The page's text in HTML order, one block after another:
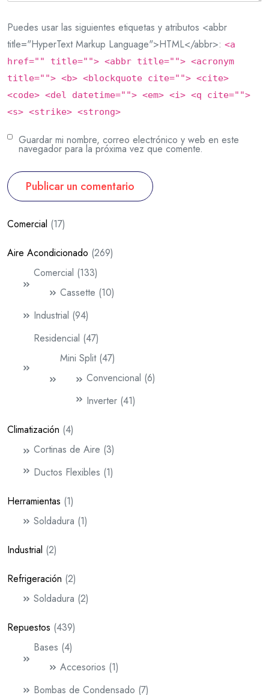
Puedes usar las siguientes etiquetas y atributos <abbr
title="HyperText Markup Language">HTML</abbr>: <a
href="" title=""> <abbr title=""> <acronym
title=""> <b> <blockquote cite=""> <cite>
<code> <del datetime=""> <em> <i> <q cite="">
<s> <strike> <strong>
Guardar mi nombre, correo electrónico y web en este
navegador para la próxima vez que comente.
Publicar un comentario
Comercial 17
Aire Acondicionado 269
Comercial 133
Cassette 10
Industrial 94
Residencial 47
Mini Split 47
Convencional 6
Inverter 41
Climatización 4
Cortinas de Aire 3
Ductos Flexibles 1
Herramientas 1
Soldadura 1
Industrial 2
Refrigeración 2
Soldadura 2
Repuestos 439
Bases 4
Accesorios 1
Bombas de Condensado 7